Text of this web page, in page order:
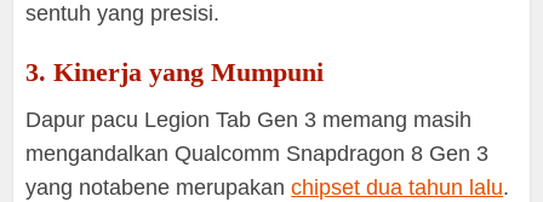
sentuh yang presisi.
3. Kinerja yang Mumpuni
Dapur pacu Legion Tab Gen 3 memang masih
mengandalkan Qualcomm Snapdragon 8 Gen 3
yang notabene merupakanchipset dua tahun lalu.